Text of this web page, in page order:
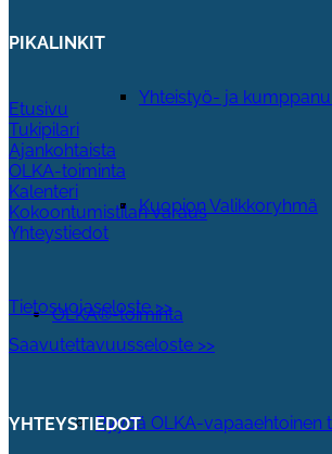
Yhteistyö- ja
Kuopion Valikkoryhmä
OLKA®-toiminta
Pyydä OLKA-vapaaehtoinen
PIKALINKIT
Etusivu
Tukipilari
Ajankohtaista
OLKA-toiminta
Kalenteri
Kokoontumistilan varaus
Yhteystiedot
Tietosuojaseloste >>
Saavutettavuusseloste >>
YHTEYSTIEDOT